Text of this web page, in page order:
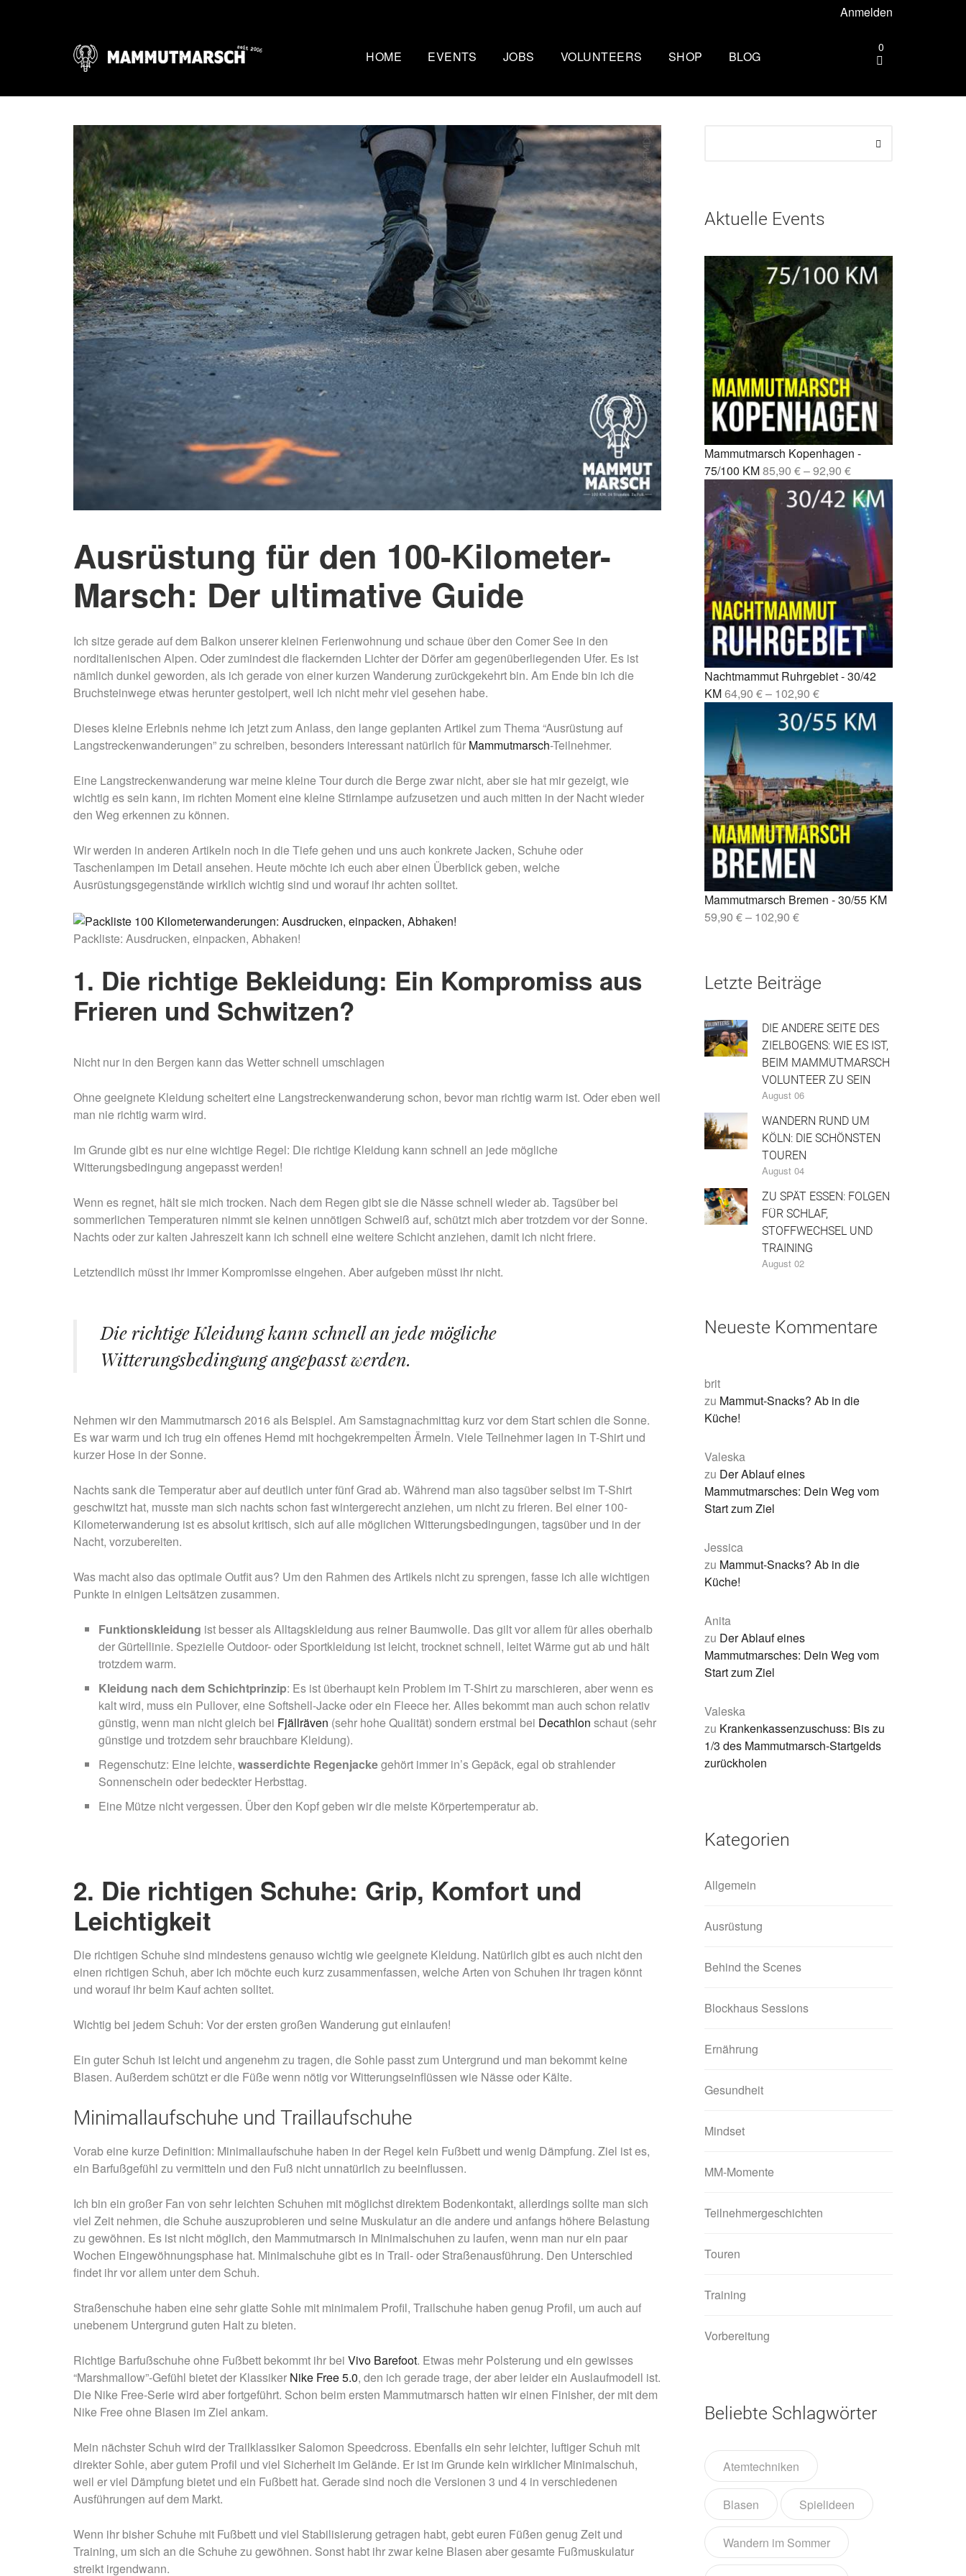
Anmelden
0
HOME EVENTS
– 75/100 KM
30/42 KM
Mammutmarsch Bremen –
30/55 KM
Mammutmarsch Stuttgart –
30/42/60 KM
Mammutmarsch Hannover –
30/42/55 KM
Mammutmarsch Aarhus –
30/50 KM
Mammutmarsch Dortmund –
30/42/55 KM
Mammutmarsch Wiesbaden –
30/42/55KM
Mammutmarsch München –
30/50 KM
Mammutmarsch Berlin –
30/42/55 KM
Mammutmarsch Málaga –
30/50 KM
Mammutmarsch Barcelona –
30/50 KM
Mammutmarsch Valencia –
30/50 KM
Mammutmarsch Madrid –
30/50/100 KM
Mammutmarsch Leipzig –
30/42/55 KM
Mammutmarsch München /
Starnberger See – 42/55 KM
Mammutmarsch Mannheim –
Mammutmarsch Hamburg –
30/50 KM
Mammutmarsch Wien – 30/50
Mammutmarsch Ruhrgebiet –
Mammutmarsch Kopenhagen
– 30/42/55 KM
Mammutmarsch Bilbao –
30/50 KM
Mammutmarsch Nürnberg –
Nachtmammut Hamburg –
30/42 KM
Mammutmarsch Essen –
75/100 KM
Mammutmarsch München –
JOBS VOLUNTEERS SHOP BLOG
Wim Hof Kältetraining: So frierst
du sicher
Fernwanderweg Deutschland: 7
Routen, Tipps und ehrliche
Empfehlungen
Vom Party-Leben zu 3.000
Mammutmarsch-Kilometern
Kompressionssocken beim
Wandern: Was sie wirklich
Wie wirkt sich Stress auf den
Körper aus? Was wirklich
passiert
Mönchengladbach wandern: 5
Touren zwischen Niers, Wald
und Schlössern
Mammutmarsch alleine: Monas
Geschichte vom Alleinstarten
und trotzdem dazugehören
Ausrüstung für den 100-Kilometer-
Marsch: Der ultimative Guide
Ich sitze gerade auf dem Balkon unserer kleinen Ferienwohnung und schaue über den Comer See in den
norditalienischen Alpen. Oder zumindest die flackernden Lichter der Dörfer am gegenüberliegenden Ufer. Es ist
nämlich dunkel geworden, als ich gerade von einer kurzen Wanderung zurückgekehrt bin. Am Ende bin ich die
Bruchsteinwege etwas herunter gestolpert, weil ich nicht mehr viel gesehen habe.
Dieses kleine Erlebnis nehme ich jetzt zum Anlass, den lange geplanten Artikel zum Thema “Ausrüstung auf
Langstreckenwanderungen” zu schreiben, besonders interessant natürlich für Mammutmarsch-Teilnehmer.
Eine Langstreckenwanderung war meine kleine Tour durch die Berge zwar nicht, aber sie hat mir gezeigt, wie
wichtig es sein kann, im richten Moment eine kleine Stirnlampe aufzusetzen und auch mitten in der Nacht wieder
den Weg erkennen zu können.
Wir werden in anderen Artikeln noch in die Tiefe gehen und uns auch konkrete Jacken, Schuhe oder
Taschenlampen im Detail ansehen. Heute möchte ich euch aber einen Überblick geben, welche
Ausrüstungsgegenstände wirklich wichtig sind und worauf ihr achten solltet.
Packliste: Ausdrucken, einpacken, Abhaken!
1. Die richtige Bekleidung: Ein Kompromiss aus
Frieren und Schwitzen?
Nicht nur in den Bergen kann das Wetter schnell umschlagen
Ohne geeignete Kleidung scheitert eine Langstreckenwanderung schon, bevor man richtig warm ist. Oder eben weil
man nie richtig warm wird.
Im Grunde gibt es nur eine wichtige Regel: Die richtige Kleidung kann schnell an jede mögliche
Witterungsbedingung angepasst werden!
Wenn es regnet, hält sie mich trocken. Nach dem Regen gibt sie die Nässe schnell wieder ab. Tagsüber bei
sommerlichen Temperaturen nimmt sie keinen unnötigen Schweiß auf, schützt mich aber trotzdem vor der Sonne.
Nachts oder zur kalten Jahreszeit kann ich schnell eine weitere Schicht anziehen, damit ich nicht friere.
Letztendlich müsst ihr immer Kompromisse eingehen. Aber aufgeben müsst ihr nicht.
Die richtige Kleidung kann schnell an jede mögliche
Witterungsbedingung angepasst werden.
Nehmen wir den Mammutmarsch 2016 als Beispiel. Am Samstagnachmittag kurz vor dem Start schien die Sonne.
Es war warm und ich trug ein offenes Hemd mit hochgekrempelten Ärmeln. Viele Teilnehmer lagen in T-Shirt und
kurzer Hose in der Sonne.
Nachts sank die Temperatur aber auf deutlich unter fünf Grad ab. Während man also tagsüber selbst im T-Shirt
geschwitzt hat, musste man sich nachts schon fast wintergerecht anziehen, um nicht zu frieren. Bei einer 100-
Kilometerwanderung ist es absolut kritisch, sich auf alle möglichen Witterungsbedingungen, tagsüber und in der
Nacht, vorzubereiten.
Was macht also das optimale Outfit aus? Um den Rahmen des Artikels nicht zu sprengen, fasse ich alle wichtigen
Punkte in einigen Leitsätzen zusammen.
Funktionskleidung ist besser als Alltagskleidung aus reiner Baumwolle. Das gilt vor allem für alles oberhalb
der Gürtellinie. Spezielle Outdoor- oder Sportkleidung ist leicht, trocknet schnell, leitet Wärme gut ab und hält
trotzdem warm.
Kleidung nach dem Schichtprinzip: Es ist überhaupt kein Problem im T-Shirt zu marschieren, aber wenn es
kalt wird, muss ein Pullover, eine Softshell-Jacke oder ein Fleece her. Alles bekommt man auch schon relativ
günstig, wenn man nicht gleich bei Fjällräven (sehr hohe Qualität) sondern erstmal bei Decathlon schaut (sehr
günstige und trotzdem sehr brauchbare Kleidung).
Regenschutz: Eine leichte, wasserdichte Regenjackegehört immer in’s Gepäck, egal ob strahlender
Sonnenschein oder bedeckter Herbsttag.
Eine Mütze nicht vergessen. Über den Kopf geben wir die meiste Körpertemperatur ab.
2. Die richtigen Schuhe: Grip, Komfort und
Leichtigkeit
Die richtigen Schuhe sind mindestens genauso wichtig wie geeignete Kleidung. Natürlich gibt es auch nicht den
einen richtigen Schuh, aber ich möchte euch kurz zusammenfassen, welche Arten von Schuhen ihr tragen könnt
und worauf ihr beim Kauf achten solltet.
Wichtig bei jedem Schuh: Vor der ersten großen Wanderung gut einlaufen!
Ein guter Schuh ist leicht und angenehm zu tragen, die Sohle passt zum Untergrund und man bekommt keine
Blasen. Außerdem schützt er die Füße wenn nötig vor Witterungseinflüssen wie Nässe oder Kälte.
Minimallaufschuhe und Traillaufschuhe
Vorab eine kurze Definition: Minimallaufschuhe haben in der Regel kein Fußbett und wenig Dämpfung. Ziel ist es,
ein Barfußgefühl zu vermitteln und den Fuß nicht unnatürlich zu beeinflussen.
Ich bin ein großer Fan von sehr leichten Schuhen mit möglichst direktem Bodenkontakt, allerdings sollte man sich
viel Zeit nehmen, die Schuhe auszuprobieren und seine Muskulatur an die andere und anfangs höhere Belastung
zu gewöhnen. Es ist nicht möglich, den Mammutmarsch in Minimalschuhen zu laufen, wenn man nur ein paar
Wochen Eingewöhnungsphase hat. Minimalschuhe gibt es in Trail- oder Straßenausführung. Den Unterschied
findet ihr vor allem unter dem Schuh.
Straßenschuhe haben eine sehr glatte Sohle mit minimalem Profil, Trailschuhe haben genug Profil, um auch auf
unebenem Untergrund guten Halt zu bieten.
Richtige Barfußschuhe ohne Fußbett bekommt ihr bei Vivo Barefoot. Etwas mehr Polsterung und ein gewisses
“Marshmallow”-Gefühl bietet der Klassiker Nike Free 5.0, den ich gerade trage, der aber leider ein Auslaufmodell ist.
Die Nike Free-Serie wird aber fortgeführt. Schon beim ersten Mammutmarsch hatten wir einen Finisher, der mit dem
Nike Free ohne Blasen im Ziel ankam.
Mein nächster Schuh wird der Trailklassiker Salomon Speedcross. Ebenfalls ein sehr leichter, luftiger Schuh mit
direkter Sohle, aber gutem Profil und viel Sicherheit im Gelände. Er ist im Grunde kein wirklicher Minimalschuh,
weil er viel Dämpfung bietet und ein Fußbett hat. Gerade sind noch die Versionen 3 und 4 in verschiedenen
Ausführungen auf dem Markt.
Wenn ihr bisher Schuhe mit Fußbett und viel Stabilisierung getragen habt, gebt euren Füßen genug Zeit und
Training, um sich an die Schuhe zu gewöhnen. Sonst habt ihr zwar keine Blasen aber gesamte Fußmuskulatur
streikt irgendwann.
Aktuelle Events
Mammutmarsch Kopenhagen -
75/100 KM85,90 €–92,90 €
Nachtmammut Ruhrgebiet - 30/42
KM64,90 €– 102,90 €
Mammutmarsch Bremen - 30/55 KM
59,90 €– 102,90 €
Letzte Beiträge
DIE ANDERE SEITE DES
ZIELBOGENS: WIE ES IST,
BEIM MAMMUTMARSCH
VOLUNTEER ZU SEIN
August 06
WANDERN RUND UM
KÖLN: DIE SCHÖNSTEN
TOUREN
August 04
ZU SPÄT ESSEN: FOLGEN
FÜR SCHLAF,
STOFFWECHSEL UND
TRAINING
August 02
Neueste Kommentare
brit
zu Mammut-Snacks? Ab in die
Küche!
Valeska
zu Der Ablauf eines
Mammutmarsches: Dein Weg vom
Start zum Ziel
Jessica
zu Mammut-Snacks? Ab in die
Küche!
Anita
zu Der Ablauf eines
Mammutmarsches: Dein Weg vom
Start zum Ziel
Valeska
zu Krankenkassenzuschuss: Bis zu
1/3 des Mammutmarsch-Startgelds
zurückholen
Kategorien
Allgemein
Ausrüstung
Behind the Scenes
Blockhaus Sessions
Ernährung
Gesundheit
Mindset
MM-Momente
Teilnehmergeschichten
Touren
Training
Vorbereitung
Beliebte Schlagwörter
Atemtechniken
Blasen Spielideen
Wandern im Sommer